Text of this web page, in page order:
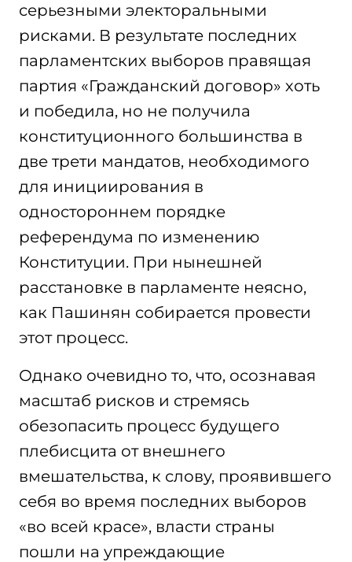
серьезными электоральными
рисками. В результате последних
парламентских выборов правящая
партия «Гражданский договор» хоть
и победила, но не получила
конституционного большинства в
две трети мандатов, необходимого
для инициирования в
одностороннем порядке
референдума по изменению
Конституции. При нынешней
расстановке в парламенте неясно,
как Пашинян собирается провести
этот процесс.
Однако очевидно то, что, осознавая
масштаб рисков и стремясь
обезопасить процесс будущего
плебисцита от внешнего
вмешательства, к слову, проявившего
себя во время последних выборов
«во всей красе», власти страны
пошли на упреждающие